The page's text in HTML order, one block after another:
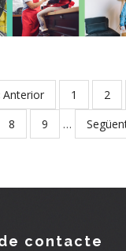
Anterior Page
1 Page
2
Page
8 Page
9 …
Next
contacte